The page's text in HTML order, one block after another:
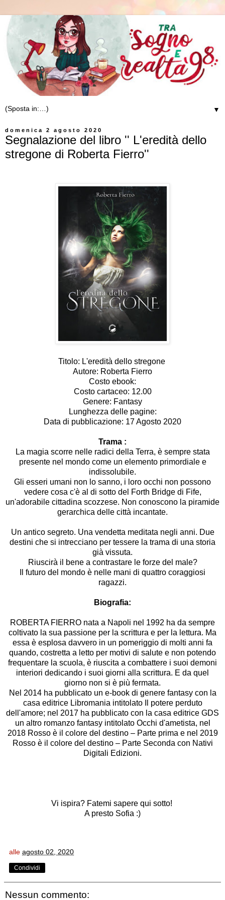
▼
domenica 2 agosto 2020
Segnalazione del libro '' L'eredità dello
stregone di Roberta Fierro''
Titolo: L'eredità dello stregone
Autore: Roberta Fierro
Costo ebook:
Costo cartaceo: 12.00
Genere: Fantasy
Lunghezza delle pagine:
Data di pubblicazione: 17 Agosto 2020
Trama :
La magia scorre nelle radici della Terra, è sempre stata
presente nel mondo come un elemento primordiale e
indissolubile.
Gli esseri umani non lo sanno, i loro occhi non possono
vedere cosa c'è al di sotto del Forth Bridge di Fife,
un'adorabile cittadina scozzese. Non conoscono la piramide
gerarchica delle città incantate.
Un antico segreto. Una vendetta meditata negli anni. Due
destini che si intrecciano per tessere la trama di una storia
già vissuta.
Riuscirà il bene a contrastare le forze del male?
Il futuro del mondo è nelle mani di quattro coraggiosi
ragazzi.
Biografia:
ROBERTA FIERRO nata a Napoli nel 1992 ha da sempre
coltivato la sua passione per la scrittura e per la lettura. Ma
essa è esplosa davvero in un pomeriggio di molti anni fa
quando, costretta a letto per motivi di salute e non potendo
frequentare la scuola, è riuscita a combattere i suoi demoni
interiori dedicando i suoi giorni alla scrittura. E da quel
giorno non si è più fermata.
Nel 2014 ha pubblicato un e-book di genere fantasy con la
casa editrice Libromania intitolato Il potere perduto
dell'amore; nel 2017 ha pubblicato con la casa editrice GDS
un altro romanzo fantasy intitolato Occhi d'ametista, nel
2018 Rosso è il colore del destino – Parte prima e nel 2019
Rosso è il colore del destino – Parte Seconda con Nativi
Digitali Edizioni.
Vi ispira? Fatemi sapere qui sotto!
A presto Sofia :)
alle agosto 02, 2020
Condividi
Nessun commento: